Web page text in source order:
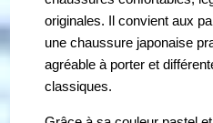
originales. Il convient aux
une chaussure japonaise
agréable à porter et
classiques.